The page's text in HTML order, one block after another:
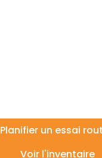
Planifier un essai
Voir l'inventaire